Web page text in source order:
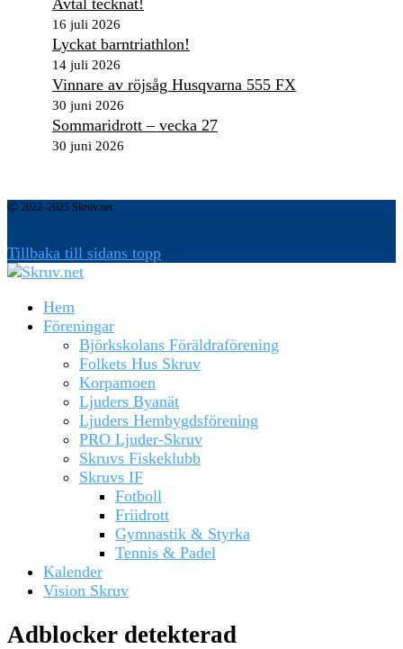
Avtal tecknat!
16 juli 2026
Lyckat barntriathlon!
14 juli 2026
Vinnare av röjsåg Husqvarna 555 FX
30 juni 2026
Sommaridrott – vecka 27
30 juni 2026
Ⓒ 2022–2025 Skruv.net
Tillbaka till sidans topp
Hem
Föreningar
Björkskolans Föräldraförening
Folkets Hus Skruv
Korpamoen
Ljuders Byanät
Ljuders Hembygdsförening
PRO Ljuder-Skruv
Skruvs Fiskeklubb
Skruvs IF
Fotboll
Friidrott
Gymnastik & Styrka
Tennis & Padel
Kalender
Vision Skruv
Adblocker detekterad